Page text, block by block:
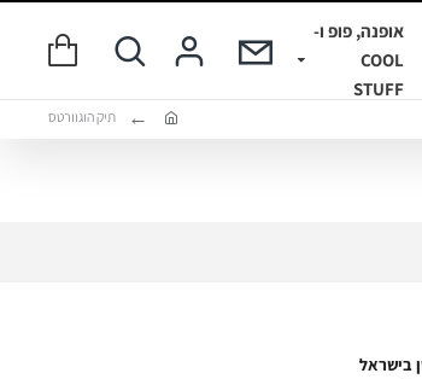
אופנה, פופ ו-
COOL
STUFF
תיק הוגוורטס
בישראל